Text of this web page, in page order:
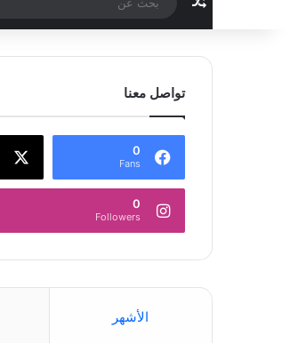
تواصل معنا
0
Fans
0
Followers
الأشهر